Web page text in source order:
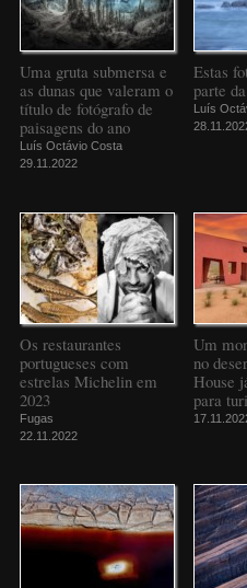
Uma gruta submersa e
as dunas que valeram o
título de fotógrafo de
paisagens do ano
Luís Octávio Costa
29.11.2022
Estas
parte
Luís
Os restaurantes
portugueses com
estrelas Michelin em
2023
Fugas
22.11.2022
Um
no
House
para